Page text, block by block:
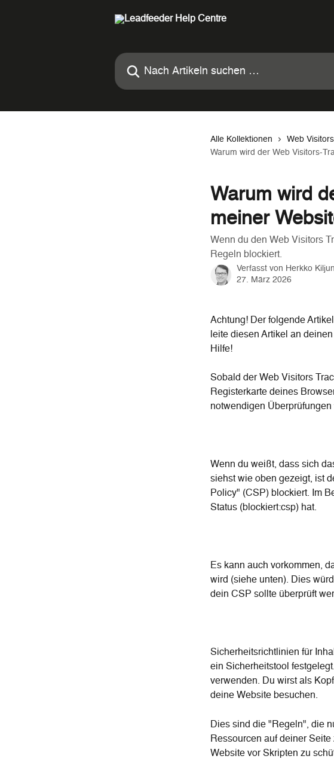
Nach Artikeln suchen …
Alle Kollektionen Web Visitors
Warum wird der Web Visitors-
Warum wird
meiner
Wenn du den Web Visitors
Regeln blockiert.
Verfasst von Herkko
27. März 2026
Achtung! Der folgende
leite diesen Artikel an
Hilfe!
Sobald der Web Visitors
Registerkarte deines
notwendigen
Wenn du weißt, dass sich
siehst wie oben gezeigt, ist
Policy" (CSP) blockiert. Im
Status (blockiert:csp) hat.
Es kann auch vorkommen,
wird (siehe unten). Dies
dein CSP sollte überprüft
Sicherheitsrichtlinien für
ein Sicherheitstool
verwenden. Du wirst als
deine Website besuchen.
Dies sind die "Regeln", die
Ressourcen auf deiner
Website vor Skripten zu